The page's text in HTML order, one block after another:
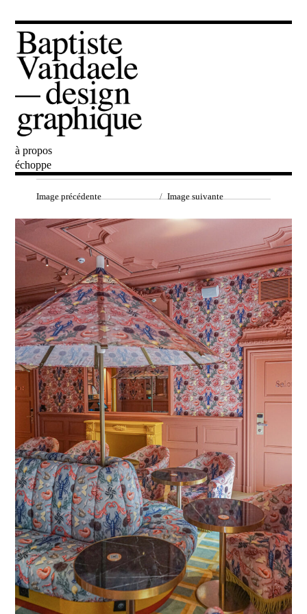
Baptiste Vandaele
à propos
échoppe
Image précédente Image suivante